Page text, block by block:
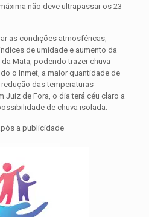
não deve ultrapassar os 23
as condições atmosféricas,
de umidade e aumento da
Mata, podendo trazer chuva
o Inmet, a maior quantidade de
das temperaturas
Juiz de Fora, o dia terá céu claro a
de chuva isolada.
a publicidade